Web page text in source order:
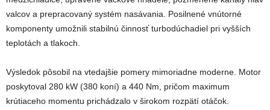
valcov a prepracovaný systém nasávania. Posilnené vnútorné
komponenty umožnili stabilnú činnosť turbodúchadiel pri vyšších
teplotách a tlakoch.
Výsledok pôsobil na vtedajšie pomery mimoriadne moderne. Motor
poskytoval 280 kW (380 koní) a 440 Nm, pričom maximum
krútiaceho momentu prichádzalo v širokom rozpätí otáčok.